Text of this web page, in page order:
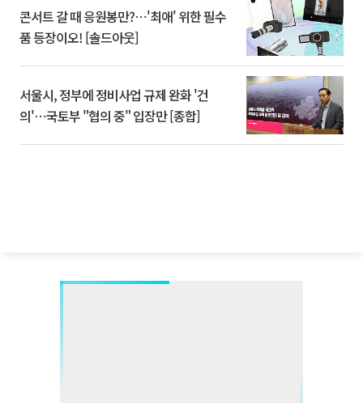
콘서트 갈 때 응원봉만?⋯'최애' 위한 필수
품 등장이오! [솔드아웃]
서울시, 정부에 정비사업 규제 완화 '건
의'⋯국토부 "협의 중" 입장만 [종합]